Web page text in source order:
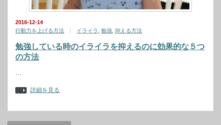
2016-12-14
行動力を上げる方法
イライラ 勉強 抑える方法
勉強している時のイライラを抑えるのに効果的な５つ
の方法
…
詳細を見る